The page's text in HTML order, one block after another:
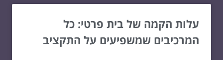
עלות הקמה של בית פרטי: כל
המרכיבים שמשפיעים על התקציב